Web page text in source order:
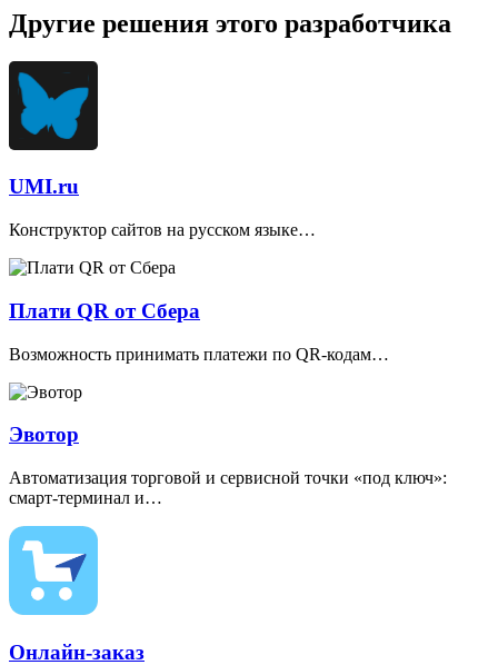
Другие решения этого разработчика
UMI.ru
Конструктор сайтов на русском языке…
Плати QR от Сбера
Возможность принимать платежи по QR-кодам…
Эвотор
Автоматизация торговой и сервисной точки «под ключ»:
смарт-терминал и…
Онлайн-заказ